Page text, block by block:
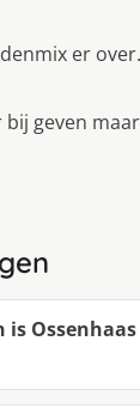
er over.
geven
is